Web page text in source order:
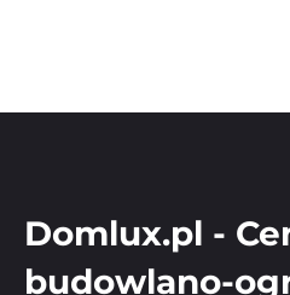
Domlux.pl -
budowlano-